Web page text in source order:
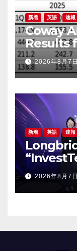
新着 英語 速報
Coway
Results
2026年8月7
新着 英語 速報
Banking
Awards
2026年8月7日